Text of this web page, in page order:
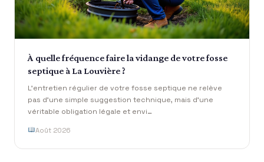
À quelle fréquence faire la vidange de votre fosse
septique à La Louvière ?
L’entretien régulier de votre fosse septique ne relève
pas d’une simple suggestion technique, mais d’une
véritable obligation légale et envi…
Août 2026